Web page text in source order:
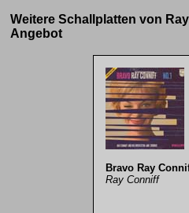
Weitere Schallplatten von
Angebot
Bravo Ray
Ray Conniff